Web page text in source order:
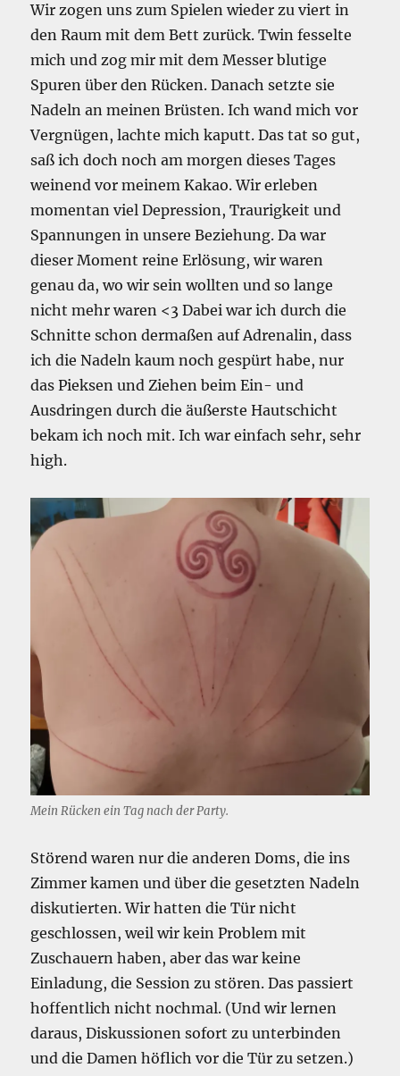
Wir zogen uns zum Spielen wieder zu viert in
den Raum mit dem Bett zurück. Twin fesselte
mich und zog mir mit dem Messer blutige
Spuren über den Rücken. Danach setzte sie
Nadeln an meinen Brüsten. Ich wand mich vor
Vergnügen, lachte mich kaputt. Das tat so gut,
saß ich doch noch am morgen dieses Tages
weinend vor meinem Kakao. Wir erleben
momentan viel Depression, Traurigkeit und
Spannungen in unsere Beziehung. Da war
dieser Moment reine Erlösung, wir waren
genau da, wo wir sein wollten und so lange
nicht mehr waren <3 Dabei war ich durch die
Schnitte schon dermaßen auf Adrenalin, dass
ich die Nadeln kaum noch gespürt habe, nur
das Pieksen und Ziehen beim Ein- und
Ausdringen durch die äußerste Hautschicht
bekam ich noch mit. Ich war einfach sehr, sehr
high.
Mein Rücken ein Tag nach der Party.
Störend waren nur die anderen Doms, die ins
Zimmer kamen und über die gesetzten Nadeln
diskutierten. Wir hatten die Tür nicht
geschlossen, weil wir kein Problem mit
Zuschauern haben, aber das war keine
Einladung, die Session zu stören. Das passiert
hoffentlich nicht nochmal. (Und wir lernen
daraus, Diskussionen sofort zu unterbinden
und die Damen höflich vor die Tür zu setzen.)